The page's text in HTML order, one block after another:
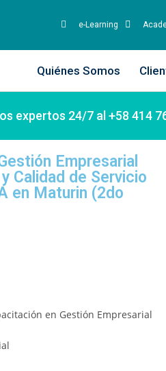
e-Learning
Quiénes Somos
expertos 24/7 al +58 414
Empresarial
Calidad de Servicio
en Maturin (2do